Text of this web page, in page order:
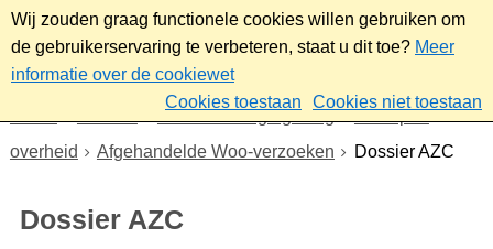
Wij zouden graag functionele cookies willen gebruiken om
de gebruikerservaring te verbeteren, staat u dit toe? Meer
informatie over de cookiewet
Cookies toestaan
Cookies niet toestaan
Beleid- en regelgeving
Wet open
overheid
Afgehandelde Woo-verzoeken Dossier AZC
Dossier AZC